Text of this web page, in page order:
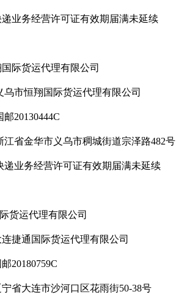
业务经营许可证有效期届满未延续
际货运代理有限公司
市恒翔国际货运代理有限公司
20130444C
省金华市义乌市稠城街道宗泽路482号
业务经营许可证有效期届满未延续
货运代理有限公司
捷通国际货运代理有限公司
20180759C
省大连市沙河口区花雨街50-38号